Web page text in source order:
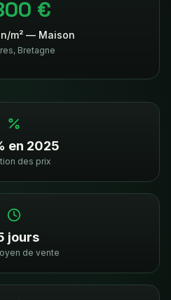
€
m² — Maison
, Bretagne
en 2025
des prix
jours
de vente